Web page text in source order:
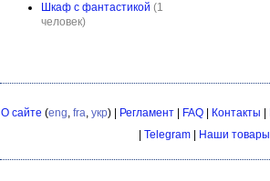
Шкаф с фантастикой (1
человек)
О сайте (eng, fra, укр) | Регламент| FAQ| Контакты
Telegram Наши товары